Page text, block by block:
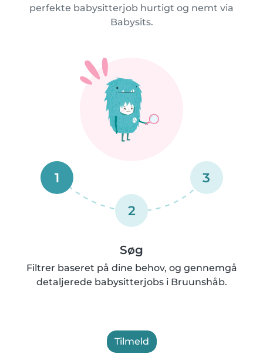
perfekte babysitterjob hurtigt og nemt via
Babysits.
1
2
3
Søg
Filtrer baseret på dine behov, og gennemgå
detaljerede babysitterjobs i Bruunshåb.
Tilmeld